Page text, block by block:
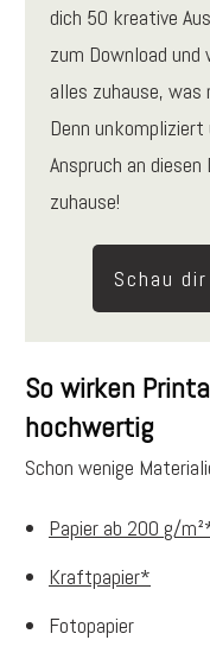
dich 50 kreative
zum Download
alles zuhause, was
Denn
Anspruch an diesen
zuhause!
Schau
So wirken
hochwertig
Schon wenige
Papier ab 200 g/
Kraftpapier*
Fotopapier